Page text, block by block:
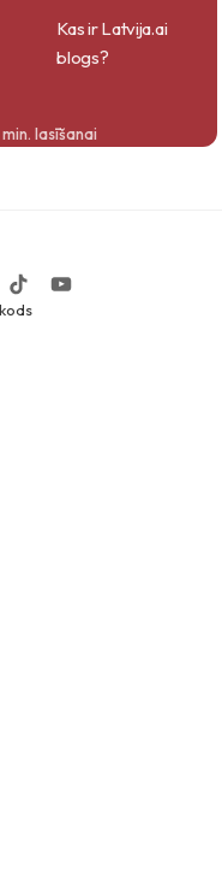
Kas ir Latvija.ai
blogs?
min. lasīšanai